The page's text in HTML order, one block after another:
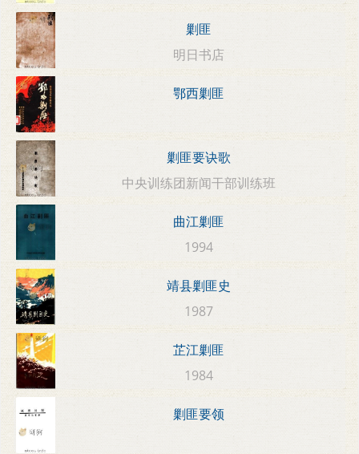
剿匪
明日书店
鄂西剿匪
剿匪要诀歌
中央训练团新闻干部训练班
曲江剿匪
1994
靖县剿匪史
1987
芷江剿匪
1984
剿匪要领